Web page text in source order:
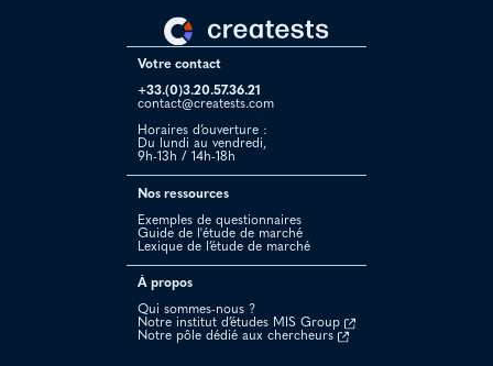
Votre contact
+33.(0)3.20.57.36.21
contact@creatests.com
Horaires d’ouverture :
Du lundi au vendredi,
9h-13h / 14h-18h
Nos ressources
Exemples de questionnaires
Guide de l'étude de marché
Lexique de l’étude de marché
À propos
Qui sommes-nous ?
Notre institut d’études MIS Group
Notre pôle dédié aux chercheurs